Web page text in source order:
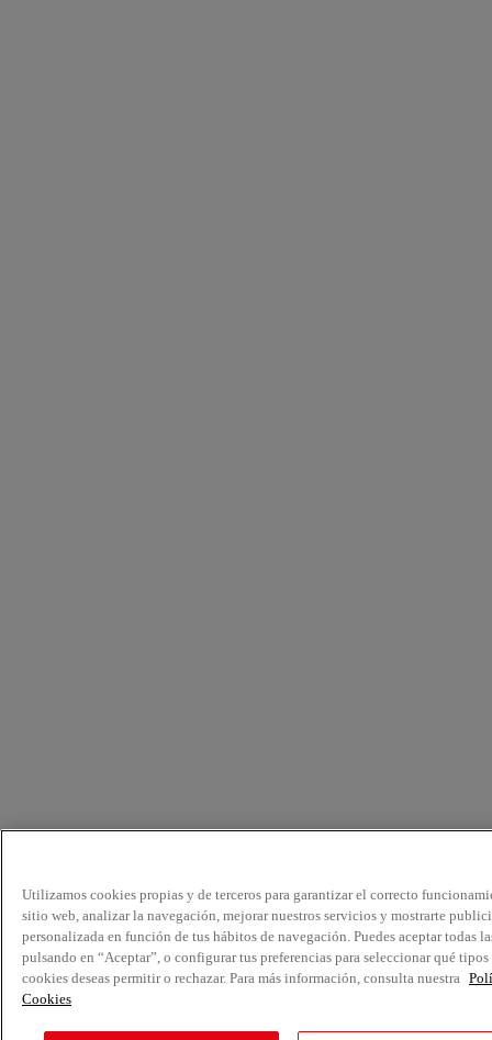
Utilizamos cookies propias y de terceros para garantizar el correcto
sitio web, analizar la navegación, mejorar nuestros servicios y mostrarte
personalizada en función de tus hábitos de navegación. Puedes aceptar todas
pulsando en “Aceptar”, o configurar tus preferencias para seleccionar qué tipos
cookies deseas permitir o rechazar. Para más información, consulta nuestra
Cookies